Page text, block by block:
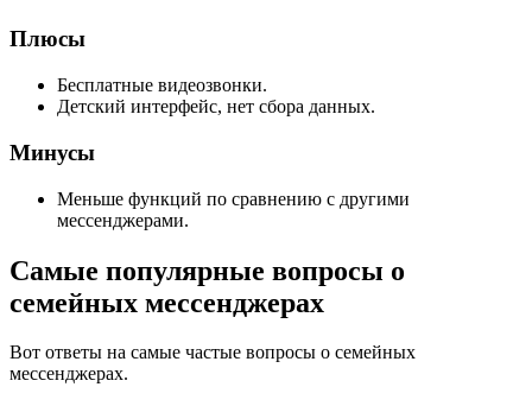
Плюсы
Бесплатные видеозвонки.
Детский интерфейс, нет сбора данных.
Минусы
Меньше функций по сравнению с другими
мессенджерами.
Самые популярные вопросы о
семейных мессенджерах
Вот ответы на самые частые вопросы о семейных
мессенджерах.